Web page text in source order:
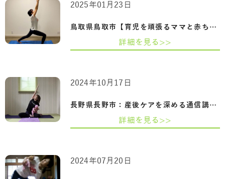
鳥取県鳥取市【育児を頑張るママと赤ちゃ…
2025年01月23日
詳細を見る>>
長野県長野市：産後ケアを深める通信講座…
2024年10月17日
詳細を見る>>
2024年07月20日